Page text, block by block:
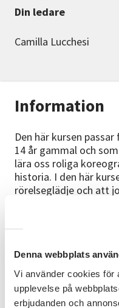
Denna webbplats
Vi använder cookies för
upplevelse på
erbjudanden och
Information
Den här kursen
14 år gammal och
lära oss roliga
historia. I den här
rörelseglädje och att
speciellt som händer
Det här kommer
Jazzdans i
Din ledare
Camilla Lucchesi